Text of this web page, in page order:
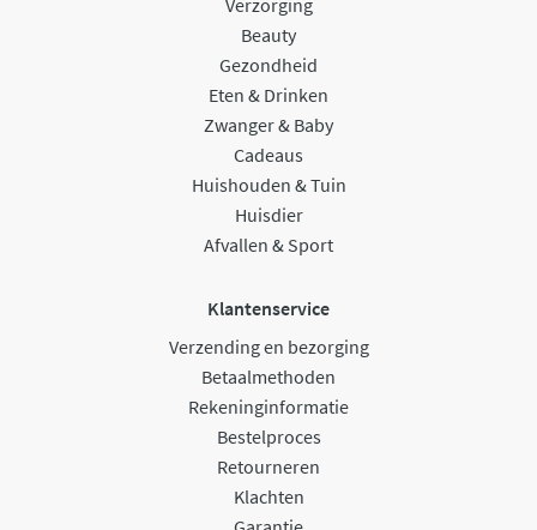
Verzorging
Beauty
Gezondheid
Eten & Drinken
Zwanger & Baby
Cadeaus
Huishouden & Tuin
Huisdier
Afvallen & Sport
Klantenservice
Verzending en bezorging
Betaalmethoden
Rekeninginformatie
Bestelproces
Retourneren
Klachten